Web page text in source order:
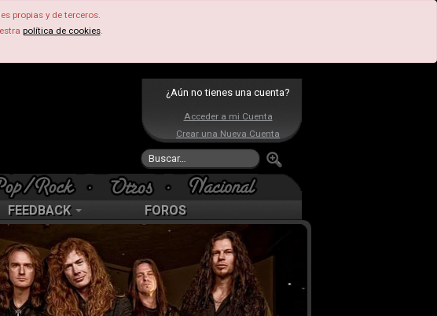
propias y de terceros.
política de cookies.
¿Aún no tienes una cuenta?
Acceder a mi Cuenta
Crear una Nueva Cuenta
FEEDBACK FOROS